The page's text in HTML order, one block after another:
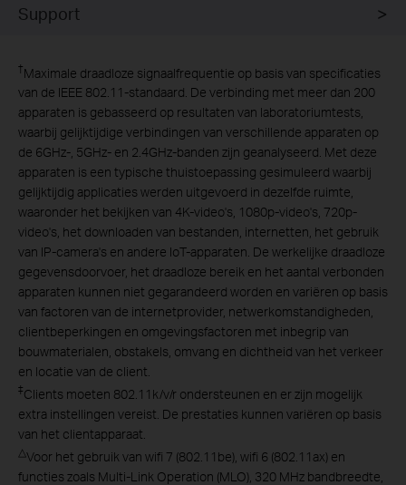
Support
†Maximale draadloze signaalfrequentie op basis van specificaties
van de IEEE 802.11-standaard. De verbinding met meer dan 200
apparaten is gebasseerd op resultaten van laboratoriumtests,
waarbij gelijktijdige verbindingen van verschillende apparaten op
de 6GHz-, 5GHz- en 2.4GHz-banden zijn geanalyseerd. Met deze
apparaten is een typische thuistoepassing gesimuleerd waarbij
gelijktijdig applicaties werden uitgevoerd in dezelfde ruimte,
waaronder het bekijken van 4K-video's, 1080p-video's, 720p-
video's, het downloaden van bestanden, internetten, het gebruik
van IP-camera's en andere IoT-apparaten. De werkelijke draadloze
gegevensdoorvoer, het draadloze bereik en het aantal verbonden
apparaten kunnen niet gegarandeerd worden en variëren op basis
van factoren van de internetprovider, netwerkomstandigheden,
clientbeperkingen en omgevingsfactoren met inbegrip van
bouwmaterialen, obstakels, omvang en dichtheid van het verkeer
en locatie van de client.
‡Clients moeten 802.11k/v/r ondersteunen en er zijn mogelijk
extra instellingen vereist. De prestaties kunnen variëren op basis
van het clientapparaat.
△Voor het gebruik van wifi 7 (802.11be), wifi 6 (802.11ax) en
functies zoals Multi-Link Operation (MLO), 320 MHz bandbreedte,